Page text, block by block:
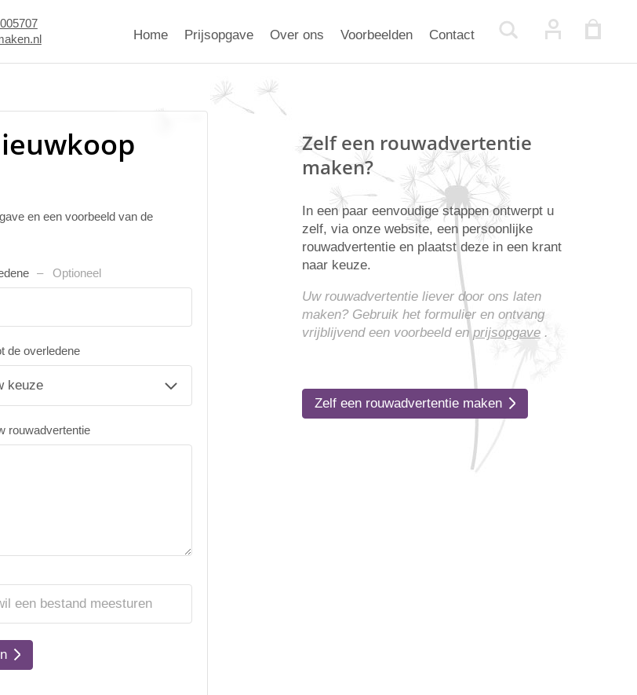
Home Prijsopgave Over ons Voorbeelden Contact
en een voorbeeld van de
Optioneel
de overledene
rouwadvertentie
een bestand meesturen
Zelf een rouwadvertentie
maken?
In een paar eenvoudige stappen ontwerpt u
zelf, via onze website, een persoonlijke
rouwadvertentie en plaatst deze in een krant
naar keuze.
Uw rouwadvertentie liever door ons laten
maken? Gebruik het formulier en ontvang
vrijblijvend een voorbeeld enprijsopgave.
Zelf een rouwadvertentie maken